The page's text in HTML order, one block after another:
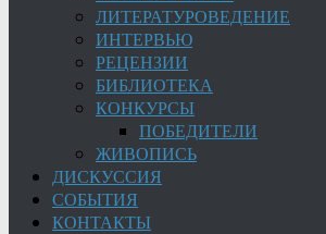
ЛИТЕРАТУРОВЕДЕНИЕ
ИНТЕРВЬЮ
РЕЦЕНЗИИ
БИБЛИОТЕКА
КОНКУРСЫ
ПОБЕДИТЕЛИ
ЖИВОПИСЬ
ДИСКУССИЯ
СОБЫТИЯ
КОНТАКТЫ